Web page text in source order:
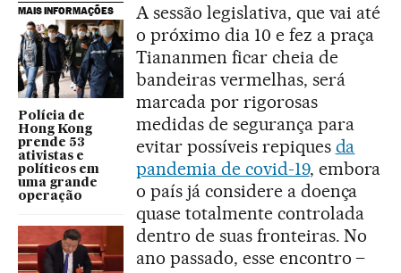
MAIS INFORMAÇÕES
Polícia de
Hong Kong
prende 53
ativistas e
políticos em
uma grande
operação
A sessão legislativa, que vai até
o próximo dia 10 e fez a praça
Tiananmen ficar cheia de
bandeiras vermelhas, será
marcada por rigorosas
medidas de segurança para
evitar possíveis repiques da
pandemia de covid-19, embora
o país já considere a doença
quase totalmente controlada
dentro de suas fronteiras. No
ano passado, esse encontro –